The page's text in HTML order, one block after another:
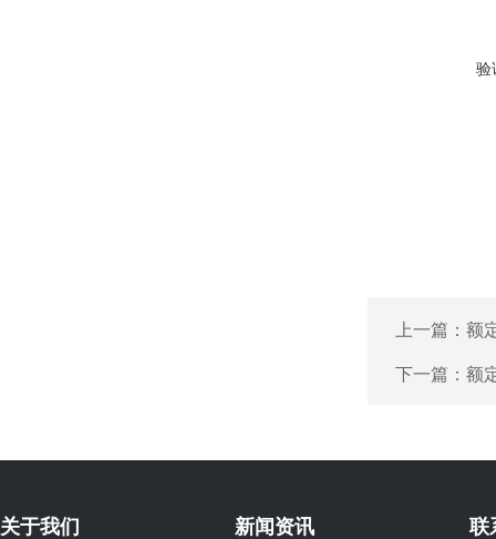
验
上一篇： 额
下一篇： 额
关于我们 新闻资讯 联